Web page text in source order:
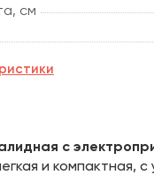
см
с
и компактная,